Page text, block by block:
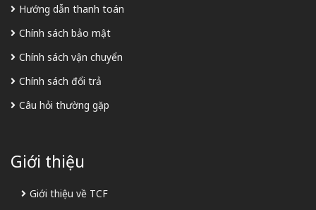
Hướng dẫn thanh toán
Chính sách bảo mật
Chính sách vận chuyển
Chính sách đổi trả
Câu hỏi thường gặp
Giới thiệu
Giới thiệu về TCF